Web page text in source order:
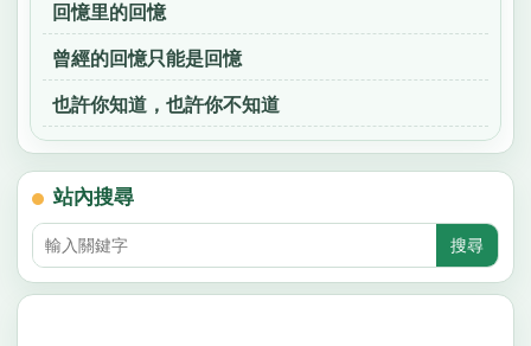
回憶里的回憶
曾經的回憶只能是回憶
也許你知道，也許你不知道
站內搜尋